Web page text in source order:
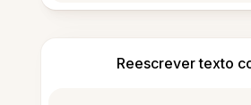
Reescrever texto